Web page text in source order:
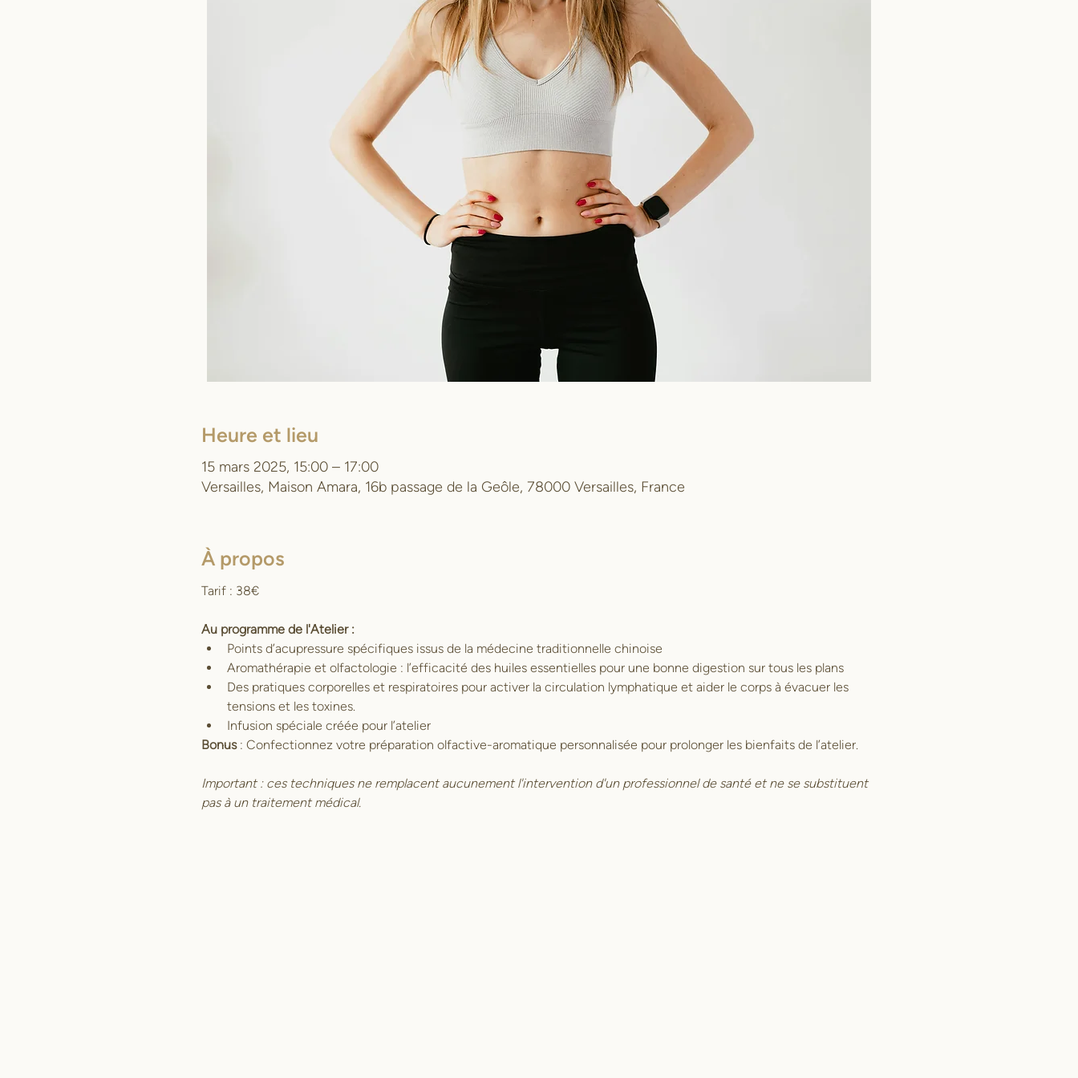
Heure et lieu
15 mars 2025, 15:00 – 17:00
Versailles, Maison Amara, 16b passage de la Geôle, 78000 Versailles, France
À propos
Tarif : 38€
Au programme de l'Atelier :
Points d’acupressure spécifiques issus de la médecine traditionnelle chinoise
Aromathérapie et olfactologie : l’efficacité des huiles essentielles pour une bonne digestion sur tous les plans
Des pratiques corporelles et respiratoires pour activer la circulation lymphatique et aider le corps à évacuer les
tensions et les toxines.
Infusion spéciale créée pour l’atelier
Bonus : Confectionnez votre préparation olfactive-aromatique personnalisée pour prolonger les bienfaits de l’atelier.
Important : ces techniques ne remplacent aucunement l'intervention d'un professionnel de santé et ne se substituent
pas à un traitement médical.